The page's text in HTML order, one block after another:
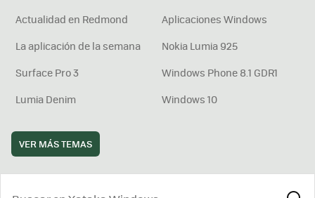
Actualidad en Redmond
Aplicaciones Windows
La aplicación de la semana
Nokia Lumia 925
Surface Pro 3
Windows Phone 8.1 GDR1
Lumia Denim
Windows 10
VER MÁS TEMAS